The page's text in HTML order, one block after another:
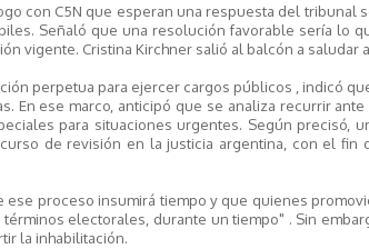
con C5N que esperan una respuesta del
Señaló que una resolución favorable sería lo
vigente. Cristina Kirchner salió al balcón a saludar
perpetua para ejercer cargos públicos , indicó
En ese marco, anticipó que se analiza recurrir
para situaciones urgentes. Según precisó,
de revisión en la justicia argentina, con el
ese proceso insumirá tiempo y que quienes
términos electorales, durante un tiempo" . Sin
la inhabilitación.